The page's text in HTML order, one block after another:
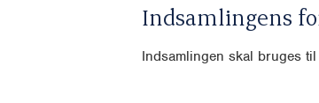
Indsamlingens
Indsamlingen skal bruges